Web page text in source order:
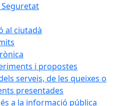
al ciutadà
i propostes
serveis, de les queixes o
presentades
a la informació pública